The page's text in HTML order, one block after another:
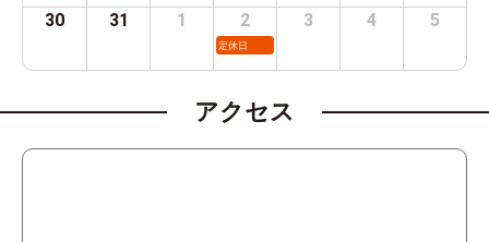
30 31 1 2
定休日
3 4 5
アクセス